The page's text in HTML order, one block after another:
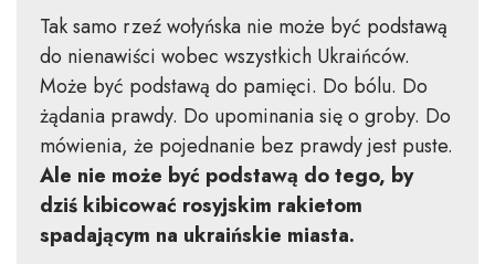
Tak samo rzeź wołyńska nie może być podstawą
do nienawiści wobec wszystkich Ukraińców.
Może być podstawą do pamięci. Do bólu. Do
żądania prawdy. Do upominania się o groby. Do
mówienia, że pojednanie bez prawdy jest puste.
Ale nie może być podstawą do tego, by
dziś kibicować rosyjskim rakietom
spadającym na ukraińskie miasta.